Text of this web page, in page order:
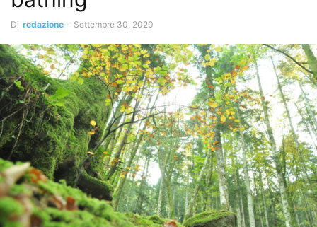
Di redazione - Settembre 30, 2020